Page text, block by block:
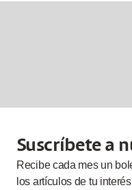
Suscríbete a
Recibe cada mesun
los artículos de tu